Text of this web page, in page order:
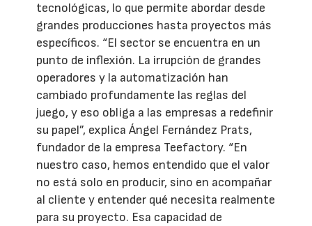
tecnológicas, lo que permite abordar desde
grandes producciones hasta proyectos más
específicos. “El sector se encuentra en un
punto de inflexión. La irrupción de grandes
operadores y la automatización han
cambiado profundamente las reglas del
juego, y eso obliga a las empresas a redefinir
su papel”, explica Ángel Fernández Prats,
fundador de la empresa Teefactory. “En
nuestro caso, hemos entendido que el valor
no está solo en producir, sino en acompañar
al cliente y entender qué necesita realmente
para su proyecto. Esa capacidad de